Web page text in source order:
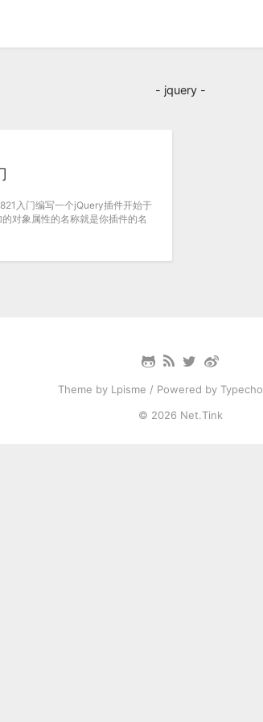
- jquery -
入门编写一个jQuery插件开始于
对象属性的名称就是你插件的名
Theme by Lpisme / Powered by Typecho
© 2026 Net.Tink